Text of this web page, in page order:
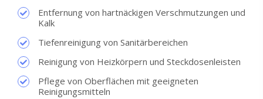
Entfernung von hartnäckigen Verschmutzungen und
Kalk
Tiefenreinigung von Sanitärbereichen
Reinigung von Heizkörpern und Steckdosenleisten
Pflege von Oberflächen mit geeigneten
Reinigungsmitteln